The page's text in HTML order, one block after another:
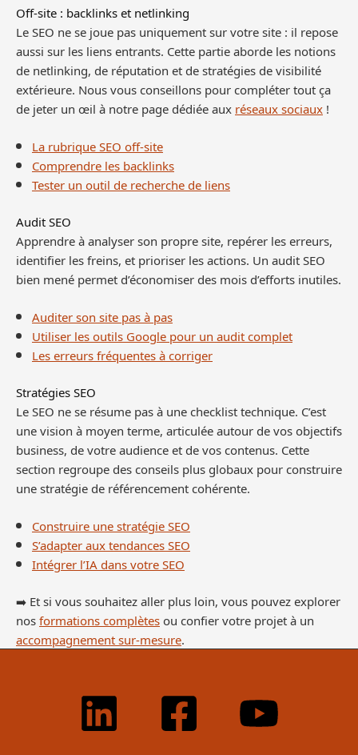
Off-site : backlinks et netlinking
Le SEO ne se joue pas uniquement sur votre site : il repose
aussi sur les liens entrants. Cette partie aborde les notions
de netlinking, de réputation et de stratégies de visibilité
extérieure. Nous vous conseillons pour compléter tout ça
de jeter un œil à notre page dédiée auxréseaux sociaux!
La rubrique SEO off-site
Comprendre les backlinks
Tester un outil de recherche de liens
Audit SEO
Apprendre à analyser son propre site, repérer les erreurs,
identifier les freins, et prioriser les actions. Un audit SEO
bien mené permet d’économiser des mois d’efforts inutiles.
Auditer son site pas à pas
Utiliser les outils Google pour un audit complet
Les erreurs fréquentes à corriger
Stratégies SEO
Le SEO ne se résume pas à une checklist technique. C’est
une vision à moyen terme, articulée autour de vos objectifs
business, de votre audience et de vos contenus. Cette
section regroupe des conseils plus globaux pour construire
une stratégie de référencement cohérente.
Construire une stratégie SEO
S’adapter aux tendances SEO
Intégrer l’IA dans votre SEO
➡️ Et si vous souhaitez aller plus loin, vous pouvez explorer
nosformations complètesou confier votre projet à un
accompagnement sur-mesure.